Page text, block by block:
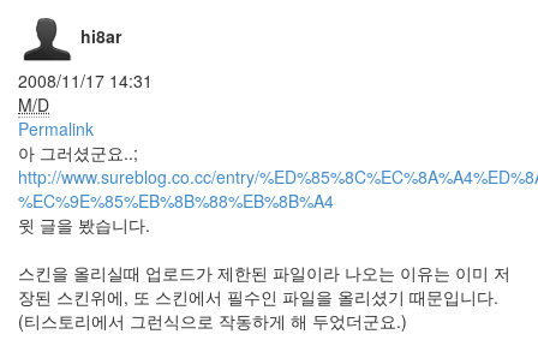
hi8ar
2008/11/17 14:31
M/D
Permalink
아 그러셨군요..;
http://www.sureblog.co.cc/entry/
%EC%9E%85%EB%8B%88%EB%8B%A4
윗 글을 봤습니다.
스킨을 올리실때 업로드가 제한된 파일이라 나오는 이유는 이미 저
장된 스킨위에, 또 스킨에서 필수인 파일을 올리셨기 때문입니다.
(티스토리에서 그런식으로 작동하게 해 두었더군요.)
스
탄
mosaic
Image
Processing
ArekorePopup
utube
켄
세
일